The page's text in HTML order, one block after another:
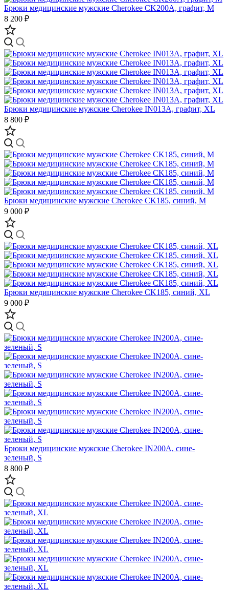
Брюки медицинские мужские Cherokee CK200A, графит, M
8 200 ₽
Брюки медицинские мужские Cherokee IN013A, графит, XL
8 800 ₽
Брюки медицинские мужские Cherokee CK185, синий, M
9 000 ₽
Брюки медицинские мужские Cherokee CK185, синий, XL
9 000 ₽
Брюки медицинские мужские Cherokee IN200A, сине-
зеленый, S
8 800 ₽